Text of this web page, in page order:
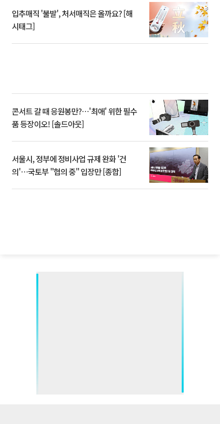
입추매직 '불발', 처서매직은 올까요? [해
시태그]
콘서트 갈 때 응원봉만?⋯'최애' 위한 필수
품 등장이오! [솔드아웃]
서울시, 정부에 정비사업 규제 완화 '건
의'⋯국토부 "협의 중" 입장만 [종합]